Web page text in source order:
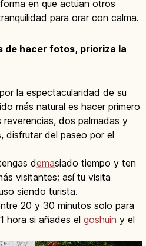
en que actúan otros
para orar con calma.
de hacer fotos, prioriza la
la espectacularidad de su
más natural es hacer primero
dos palmadas y
disfrutar del paseo por el
demasiado tiempo y ten
visitantes; así tu visita
siendo turista.
20 y 30 minutos solo para
hora si añades el goshuin y el